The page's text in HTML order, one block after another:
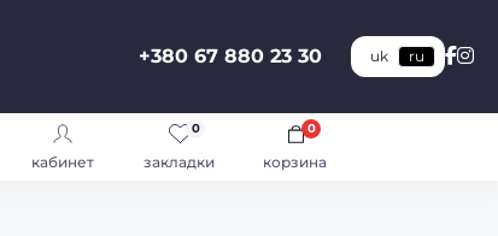
+380 67 880 23 30 uk ru
кабинет закладки
0
корзина
0